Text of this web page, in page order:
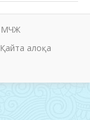
МЧЖ
Қайта алоқа